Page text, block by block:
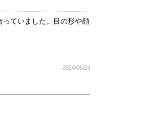
ていました。目の形や顔
2024/05/23